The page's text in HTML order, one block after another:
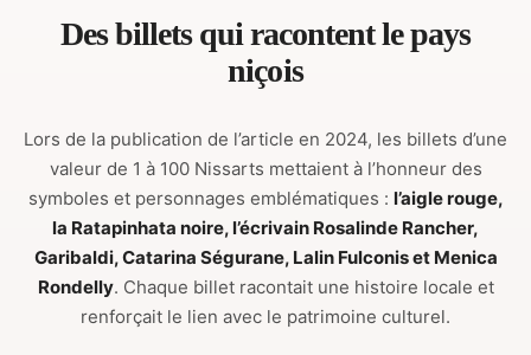
Des billets qui racontent le pays
niçois
Lors de la publication de l’article en 2024, les billets d’une
valeur de 1 à 100 Nissarts mettaient à l’honneur des
symboles et personnages emblématiques : l’aigle rouge,
la Ratapinhata noire, l’écrivain Rosalinde Rancher,
Garibaldi, Catarina Ségurane, Lalin Fulconis et Menica
Rondelly. Chaque billet racontait une histoire locale et
renforçait le lien avec le patrimoine culturel.